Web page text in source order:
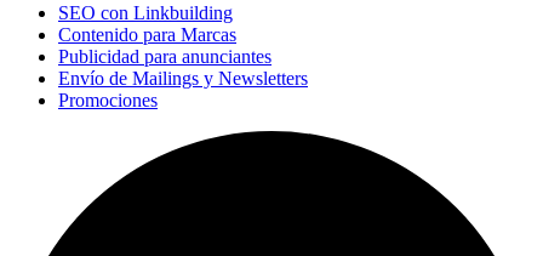
SEO con Linkbuilding
Contenido para Marcas
Publicidad para anunciantes
Envío de Mailings y Newsletters
Promociones